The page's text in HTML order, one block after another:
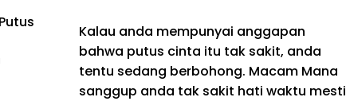
Kalau anda mempunyai anggapan
bahwa putus cinta itu tak sakit, anda
tentu sedang berbohong. Macam Mana
sanggup anda tak sakit hati waktu mesti